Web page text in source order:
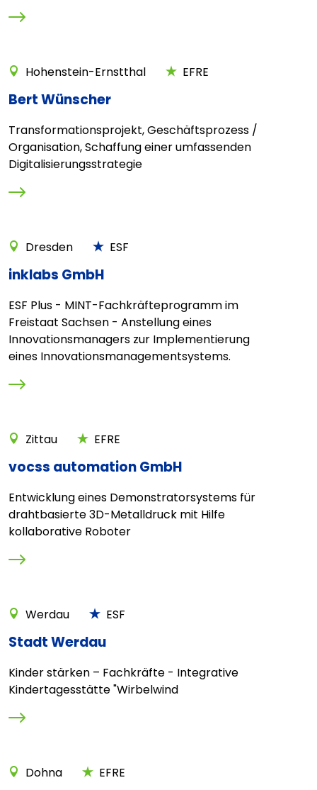
Hohenstein-Ernstthal EFRE
Bert Wünscher
Transformationsprojekt, Geschäftsprozess /
Organisation, Schaffung einer umfassenden
Digitalisierungsstrategie
Dresden ESF
inklabs GmbH
ESF Plus - MINT-Fachkräfteprogramm im
Freistaat Sachsen - Anstellung eines
Innovationsmanagers zur Implementierung
eines Innovationsmanagementsystems.
Zittau EFRE
vocss automation GmbH
Entwicklung eines Demonstratorsystems für
drahtbasierte 3D-Metalldruck mit Hilfe
kollaborative Roboter
Werdau ESF
Stadt Werdau
Kinder stärken – Fachkräfte - Integrative
Kindertagesstätte "Wirbelwind
Dohna EFRE